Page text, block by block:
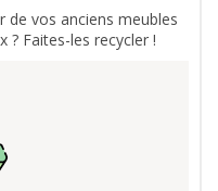
de vos anciens meubles
? Faites-les recycler !